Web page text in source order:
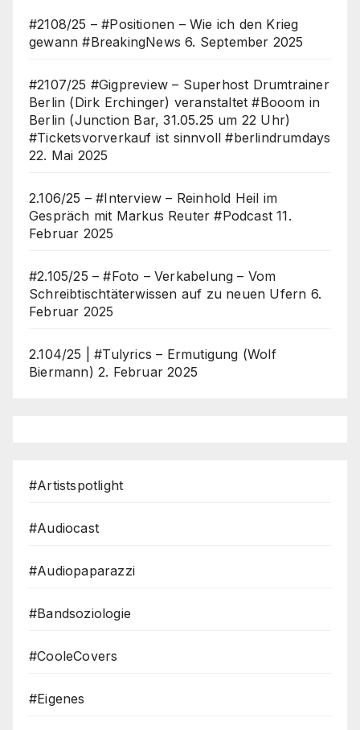
#2108/25 – #Positionen – Wie ich den Krieg
gewann #BreakingNews 6. September 2025
#2107/25 #Gigpreview – Superhost Drumtrainer
Berlin (Dirk Erchinger) veranstaltet #Booom in
Berlin (Junction Bar, 31.05.25 um 22 Uhr)
#Ticketsvorverkauf ist sinnvoll #berlindrumdays
22. Mai 2025
2.106/25 – #Interview – Reinhold Heil im
Gespräch mit Markus Reuter #Podcast 11.
Februar 2025
#2.105/25 – #Foto – Verkabelung – Vom
Schreibtischtäterwissen auf zu neuen Ufern 6.
Februar 2025
2.104/25 | #Tulyrics – Ermutigung (Wolf
Biermann) 2. Februar 2025
#Artistspotlight
#Audiocast
#Audiopaparazzi
#Bandsoziologie
#CooleCovers
#Eigenes